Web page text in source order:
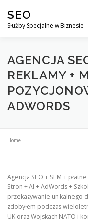
treści
SEO
Służby Specjalne w Biznesie
AGENCJA SEO
DLACZEGO WARTO?
AGENCJA
REKLAMY +
ADWORDS
Home
Agencja SEO + SEM +
Stron + AI + AdWords +
przekazywanie unikalnego
zdobyłem podczas
UK oraz Wojskach NATO i